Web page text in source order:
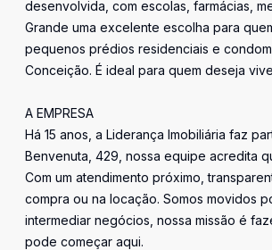
desenvolvida, com escolas, farmácias,
Grande uma excelente escolha para
pequenos prédios residenciais e
Conceição. É ideal para quem deseja
A EMPRESA
Há 15 anos, a Liderança Imobiliária faz
Benvenuta, 429, nossa equipe acredita
Com um atendimento próximo,
compra ou na locação. Somos movidos
intermediar negócios, nossa missão é
pode começar aqui.